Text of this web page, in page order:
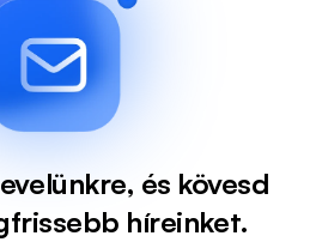
és kövesd
híreinket.